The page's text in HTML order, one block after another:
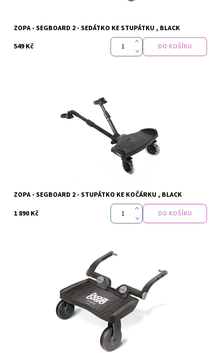
Zopa
ZOPA - SEGBOARD 2 - SEDÁTKO KE STUPÁTKU , BLACK
549 Kč
Značka: Zopa
ZOPA - SEGBOARD 2 - STUPÁTKO KE KOČÁRKU , BLACK
1 890 Kč